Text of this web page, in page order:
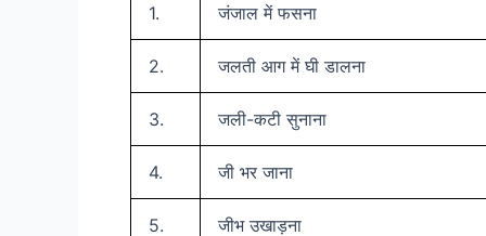
1. जंजाल में फसना
2. जलती आग में घी डालना
3. जली-कटी सुनाना
4. जी भर जाना
5. जीभ उखाड़ना